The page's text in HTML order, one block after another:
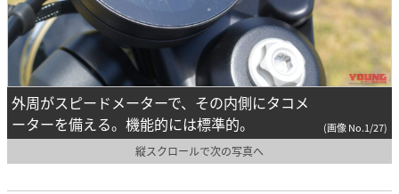
外周がスピードメーターで、その内側にタコメ
ーターを備える。機能的には標準的。
(画像 No.1/27)
縦スクロールで次の写真へ